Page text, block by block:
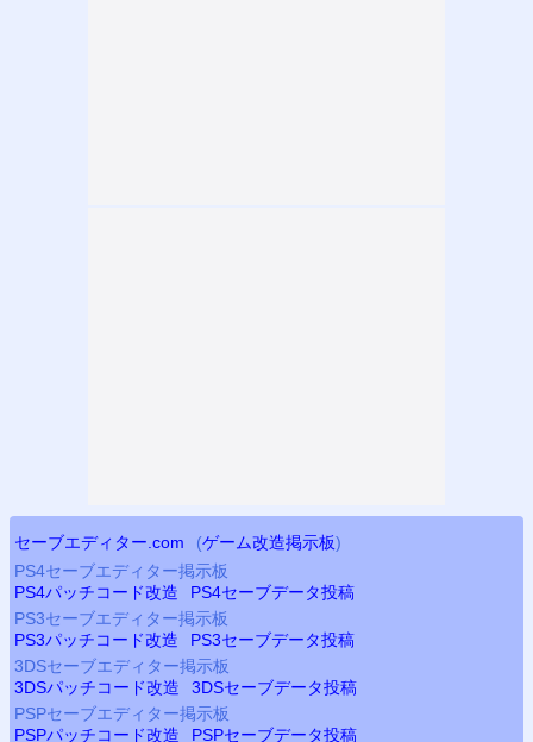
セーブエディター.com (ゲーム改造掲示板)
PS4セーブエディター掲示板
PS4パッチコード改造 PS4セーブデータ投稿
PS3セーブエディター掲示板
PS3パッチコード改造 PS3セーブデータ投稿
3DSセーブエディター掲示板
3DSパッチコード改造
3DSセーブデータ投稿
PSPセーブエディター掲示板
PSPパッチコード改造 PSPセーブデータ投稿